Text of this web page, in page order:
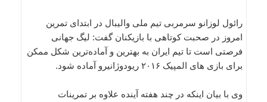
رائول لوزانو سرمربی تیم ملی والیبال در ابتدای تمرین
امروز در صحبت کوتاهی با بازیکنان گفت: لیگ جهانی
فرصتی است تا تیم ایران به بهترین و آماده‌ترین شکل ممکن
برای بازی های المپیک ۲۰۱۶ ریودوژانیرو آماده شود.
وی با بیان اینکه در چند هفته آینده علاوه بر تمرینات